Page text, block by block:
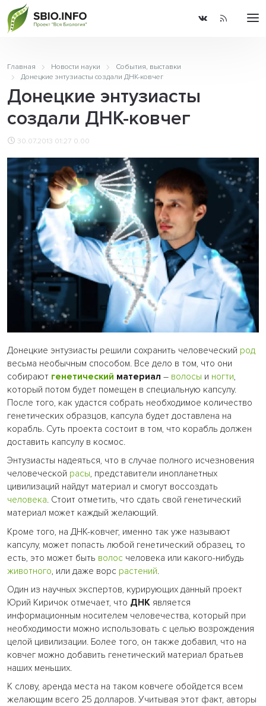
Главная Новости науки
События, выставки
Донецкие энтузиасты создали ДНК-ковчег
Донецкие энтузиасты
создали ДНК-ковчег
30.07.2013 01:27 0.00
Донецкие энтузиасты решили сохранить человеческий род
весьма необычным способом. Все дело в том, что они
собирают генетический материал – волосы и ногти,
который потом будет помещен в специальную капсулу.
После того, как удастся собрать необходимое количество
генетических образцов, капсула будет доставлена на
корабль. Суть проекта состоит в том, что корабль должен
доставить капсулу в космос.
Энтузиасты надеяться, что в случае полного исчезновения
человеческой расы, представители инопланетных
цивилизаций найдут материал и смогут воссоздать
человека. Стоит отметить, что сдать свой генетический
материал может каждый желающий.
Кроме того, на ДНК-ковчег, именно так уже называют
капсулу, может попасть любой генетический образец, то
есть, это может быть волос человека или какого-нибудь
животного, или даже ворс растений.
Один из научных экспертов, курирующих данный проект
Юрий Киричок отмечает, что ДНК является
информационным носителем человечества, который при
необходимости можно использовать с целью возрождения
целой цивилизации. Более того, он также добавил, что на
ковчег можно добавить генетический материал братьев
наших меньших.
К слову, аренда места на таком ковчеге обойдется всем
желающим всего 25 долларов. Учитывая этот факт, авторы